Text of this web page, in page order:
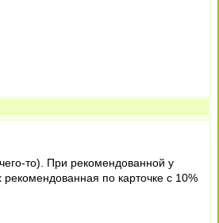
то). При рекомендованной у
по карточке с 10%